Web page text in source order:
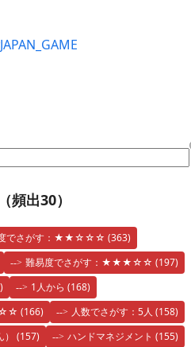
頻出30）
でさがす：★★☆☆☆ (363)
難易度でさがす：★★★☆☆ (197)
1人から (168)
(166) 人数でさがす：5人 (158)
(157) ハンドマネジメント (155)